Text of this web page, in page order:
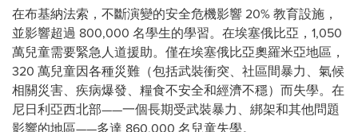
在布基納法索，不斷演變的安全危機影響 20% 教育設施，
並影響超過 800,000 名學生的學習。在埃塞俄比亞，1,050
萬兒童需要緊急人道援助。僅在埃塞俄比亞奧羅米亞地區，
320 萬兒童因各種災難（包括武裝衝突、社區間暴力、氣候
相關災害、疾病爆發、糧食不安全和經濟不穩）而失學。在
尼日利亞西北部——一個長期受武裝暴力、綁架和其他問題
影響的地區——多達 860,000 名兒童失學。